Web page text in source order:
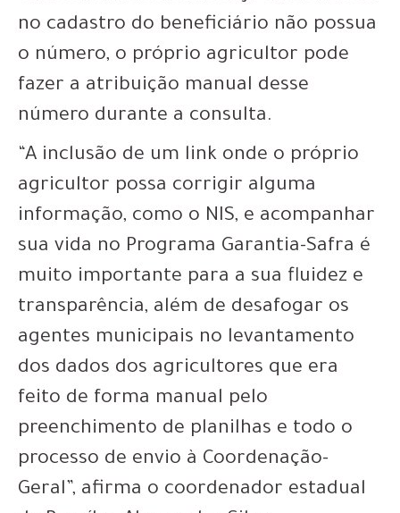
no cadastro do beneficiário não possua
o número, o próprio agricultor pode
fazer a atribuição manual desse
número durante a consulta.
“A inclusão de um link onde o próprio
agricultor possa corrigir alguma
informação, como o NIS, e acompanhar
sua vida no Programa Garantia-Safra é
muito importante para a sua fluidez e
transparência, além de desafogar os
agentes municipais no levantamento
dos dados dos agricultores que era
feito de forma manual pelo
preenchimento de planilhas e todo o
processo de envio à Coordenação-
Geral”, afirma o coordenador estadual